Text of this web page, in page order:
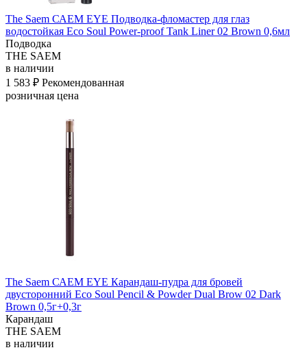
The Saem САЕМ EYE Подводка-фломастер для глаз
водостойкая Eco Soul Power-proof Tank Liner 02 Brown 0,6мл
Подводка
THE SAEM
в наличии
1 583 ₽ Рекомендованная
розничная цена
The Saem САЕМ EYE Карандаш-пудра для бровей
двусторонний Eco Soul Pencil & Powder Dual Brow 02 Dark
Brown 0,5г+0,3г
Карандаш
THE SAEM
в наличии